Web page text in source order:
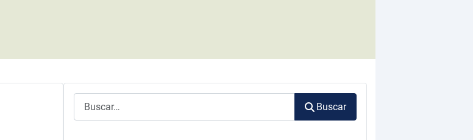
Buscar